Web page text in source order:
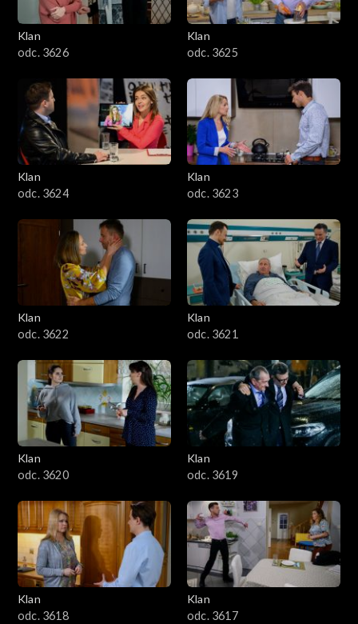
Klan
odc. 3626
Klan
odc. 3625
Klan
odc. 3624
Klan
odc. 3623
Klan
odc. 3622
Klan
odc. 3621
Klan
odc. 3620
Klan
odc. 3619
Klan
odc. 3618
Klan
odc. 3617